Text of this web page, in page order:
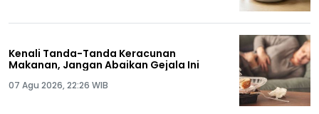
Kenali Tanda-Tanda Keracunan
Makanan, Jangan Abaikan Gejala Ini
07 Agu 2026, 22:26 WIB